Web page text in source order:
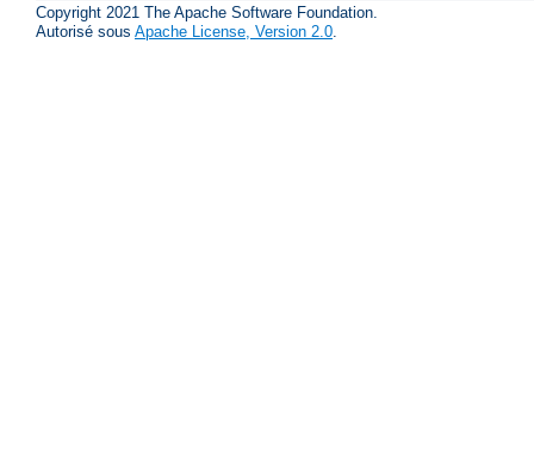
Copyright 2021 The Apache Software Foundation.
Autorisé sous Apache License, Version 2.0